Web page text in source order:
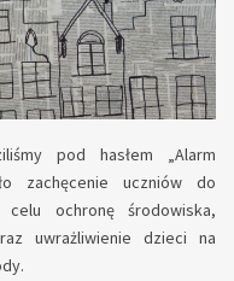
pod hasłem „Alarm
zachęcenie uczniów do
celu ochronę środowiska,
uwrażliwienie dzieci na